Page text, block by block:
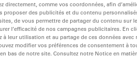
LES MICROSCOPES
directement, comme vos coordonnées, afin
proposer des publicités et du contenu
de vous permettre de partager du contenu sur
l’efficacité de nos campagnes publicitaires. En
leur utilisation et au partage de ces données avec
modifier vos préférences de consentement à
bas de notre site. Consultez notre Notice en